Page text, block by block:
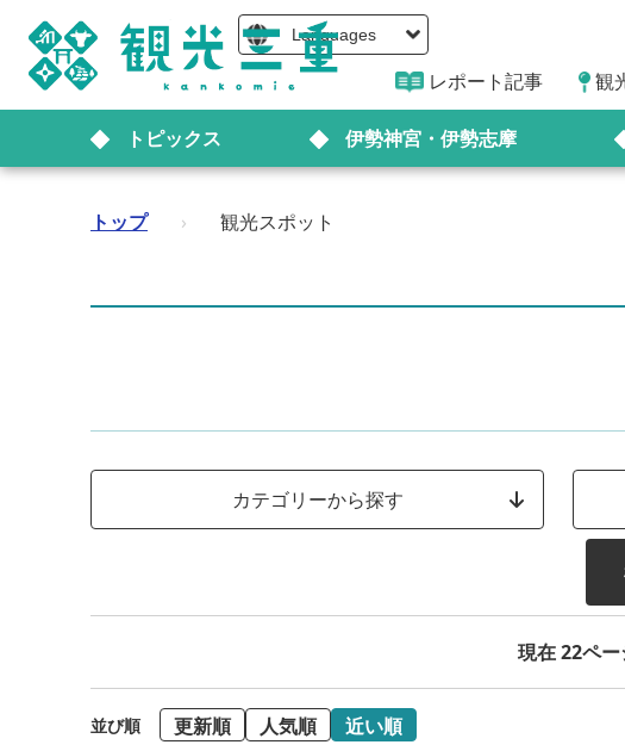
Languages
レポート記事 観
トピックス 伊勢神宮・伊勢志摩
トップ › 観光スポット
カテゴリーから探す
現在 22ペ
並び順 更新順 人気順 近い順